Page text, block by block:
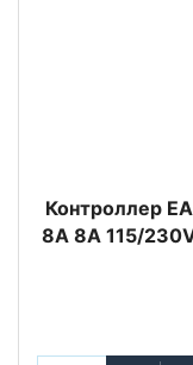
Контроллер
8A 8A 115/230V